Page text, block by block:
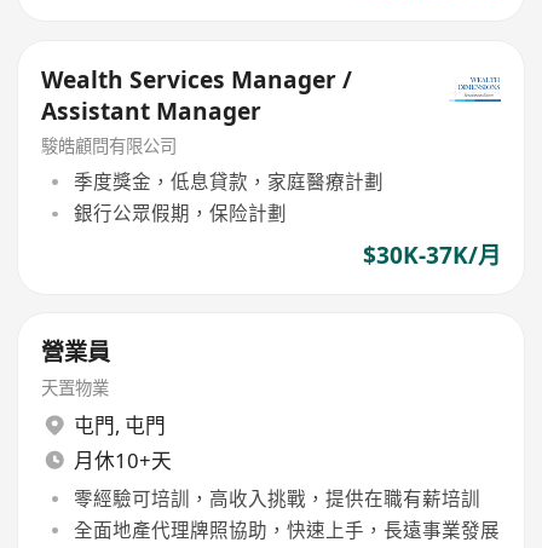
Wealth Services Manager /
Assistant Manager
駿皓顧問有限公司
季度獎金，低息貸款，家庭醫療計劃
銀行公眾假期，保险計劃
$30K-37K/月
營業員
天置物業
屯門, 屯門
月休10+天
零經驗可培訓，高收入挑戰，提供在職有薪培訓
全面地產代理牌照協助，快速上手，長遠事業發展